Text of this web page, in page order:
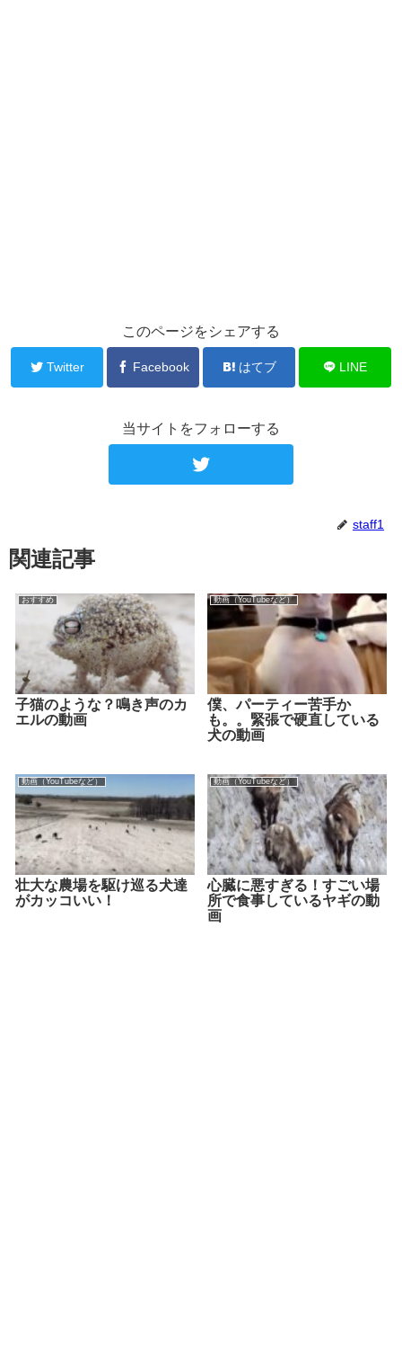
このページをシェアする
Twitter Facebook はてブ LINE
当サイトをフォローする
staff1
関連記事
おすすめ
子猫のような？鳴き声のカ
エルの動画
動画（YouTubeなど）
僕、パーティー苦手か
も。。緊張で硬直している
犬の動画
動画（YouTubeなど）
壮大な農場を駆け巡る犬達
がカッコいい！
動画（YouTubeなど）
心臓に悪すぎる！すごい場
所で食事しているヤギの動
画